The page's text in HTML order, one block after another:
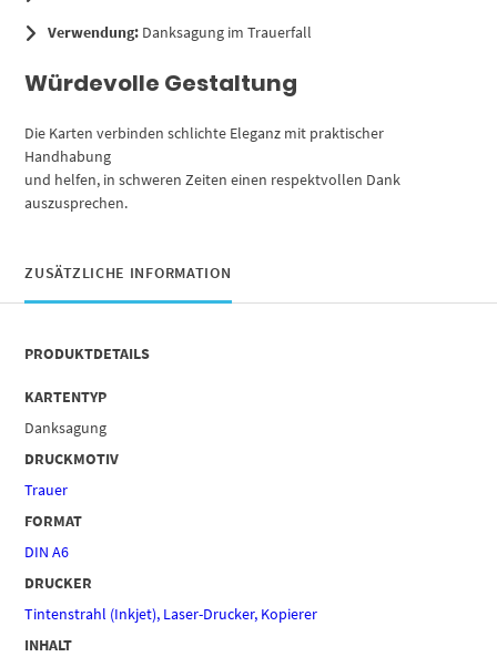
Verwendung: Danksagung im Trauerfall
Würdevolle Gestaltung
Die Karten verbinden schlichte Eleganz mit praktischer
Handhabung
und helfen, in schweren Zeiten einen respektvollen Dank
auszusprechen.
ZUSÄTZLICHE INFORMATION
PRODUKTDETAILS
KARTENTYP
Danksagung
DRUCKMOTIV
Trauer
FORMAT
DIN A6
DRUCKER
Tintenstrahl (Inkjet), Laser-Drucker, Kopierer
INHALT